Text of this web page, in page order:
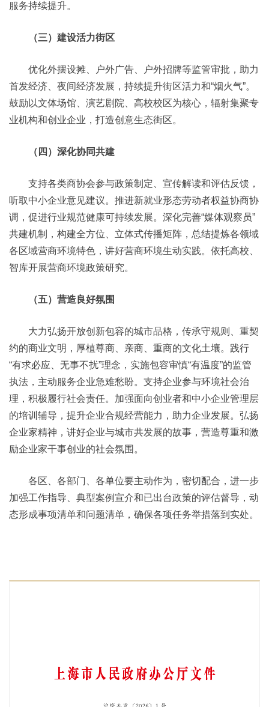
服务持续提升。
（三）建设活力街区
优化外摆设摊、户外广告、户外招牌等监管审批，助力
首发经济、夜间经济发展，持续提升街区活力和“烟火气”。
鼓励以文体场馆、演艺剧院、高校校区为核心，辐射集聚专
业机构和创业企业，打造创意生态街区。
（四）深化协同共建
支持各类商协会参与政策制定、宣传解读和评估反馈，
听取中小企业意见建议。推进新就业形态劳动者权益协商协
调，促进行业规范健康可持续发展。深化完善“媒体观察员”
共建机制，构建全方位、立体式传播矩阵，总结提炼各领域
各区域营商环境特色，讲好营商环境生动实践。依托高校、
智库开展营商环境政策研究。
（五）营造良好氛围
大力弘扬开放创新包容的城市品格，传承守规则、重契
约的商业文明，厚植尊商、亲商、重商的文化土壤。践行
“有求必应、无事不扰”理念，实施包容审慎“有温度”的监管
执法，主动服务企业急难愁盼。支持企业参与环境社会治
理，积极履行社会责任。加强面向创业者和中小企业管理层
的培训辅导，提升企业合规经营能力，助力企业发展。弘扬
企业家精神，讲好企业与城市共发展的故事，营造尊重和激
励企业家干事创业的社会氛围。
各区、各部门、各单位要主动作为，密切配合，进一步
加强工作指导、典型案例宣介和已出台政策的评估督导，动
态形成事项清单和问题清单，确保各项任务举措落到实处。